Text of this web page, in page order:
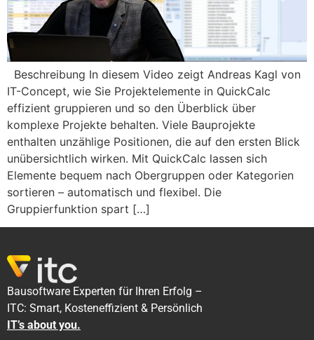
Beschreibung In diesem Video zeigt Andreas Kagl von
IT-Concept, wie Sie Projektelemente in QuickCalc
effizient gruppieren und so den Überblick über
komplexe Projekte behalten. Viele Bauprojekte
enthalten unzählige Positionen, die auf den ersten Blick
unübersichtlich wirken. Mit QuickCalc lassen sich
Elemente bequem nach Obergruppen oder Kategorien
sortieren – automatisch und flexibel. Die
Gruppierfunktion spart […]
Bausoftware Experten für Ihren Erfolg –
ITC: Smart, Kosteneffizient & Persönlich
IT’s about you.